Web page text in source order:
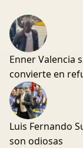
Enner Valencia
convierte en
Luis Fernando
son odiosas